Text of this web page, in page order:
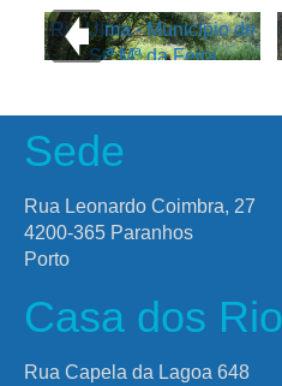
Rio Uíma - Município de
Stª Mª da Feira
Sede
Rua Leonardo Coimbra, 27
4200-365 Paranhos
Porto
Casa dos
Rua Capela da Lagoa 648